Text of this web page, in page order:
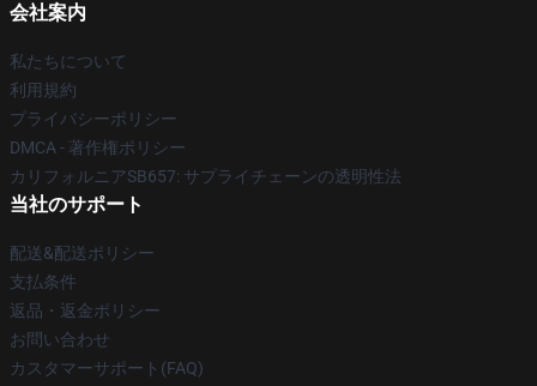
会社案内
私たちについて
利用規約
プライバシーポリシー
DMCA - 著作権ポリシー
カリフォルニアSB657: サプライチェーンの透明性法
当社のサポート
配送&配送ポリシー
支払条件
返品・返金ポリシー
お問い合わせ
カスタマーサポート(FAQ)